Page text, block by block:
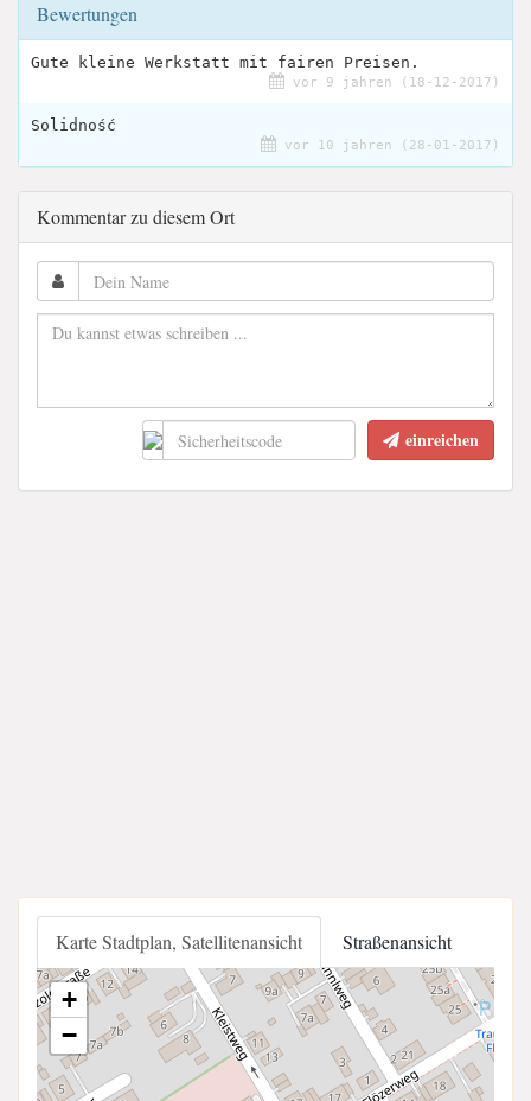
Bewertungen
Gute kleine Werkstatt mit fairen Preisen.
vor 9 jahren (18-12-2017)
Solidność
vor 10 jahren (28-01-2017)
Kommentar zu diesem Ort
einreichen
Karte Stadtplan, Satellitenansicht Straßenansicht
+
−